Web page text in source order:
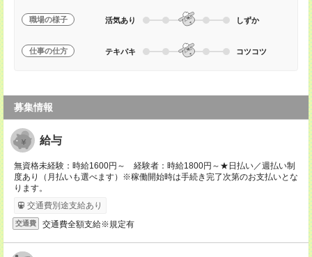
職場の様子 活気あり しずか
仕事の仕方 テキパキ コツコツ
募集情報
給与
無資格未経験：時給1600円～ 経験者：時給1800円～★日払い／週払い制
度あり（月払いも選べます）※稼働開始時は手続き完了次第のお支払いとな
ります。
交通費別途支給あり
交通費 交通費全額支給※規定有